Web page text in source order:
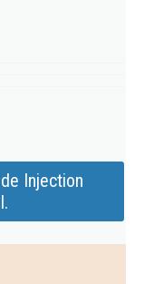
Injection